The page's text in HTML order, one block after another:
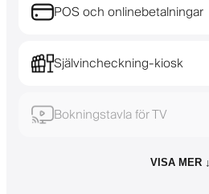
POS och onlinebetalningar
Självincheckning-kiosk
Bokningstavla för TV
VISA MER ↓